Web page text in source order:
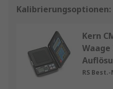
Kalibrierungsoptionen:
Kern
RS Best.-